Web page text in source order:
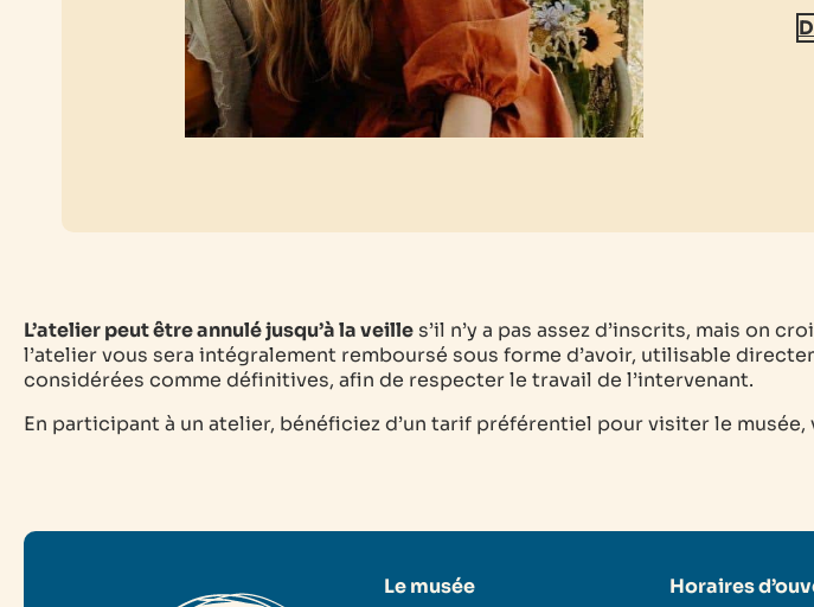
L’atelier peut être annulé jusqu’à la veille s’il n’y a pas assez d’inscrits, mais on
l’atelier vous sera intégralement remboursé sous forme d’avoir, utilisable
considérées comme définitives, afin de respecter le travail de l’intervenant.
En participant à un atelier, bénéficiez d’un tarif préférentiel pour visiter le
Le musée
Horaires